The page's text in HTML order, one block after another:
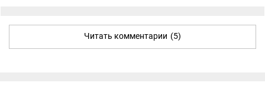
Читать комментарии (5)